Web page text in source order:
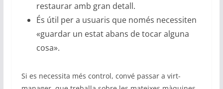
restaurar amb gran detall.
És útil per a usuaris que només necessiten
«guardar un estat abans de tocar alguna
cosa».
Si es necessita més control, convé passar a virt-